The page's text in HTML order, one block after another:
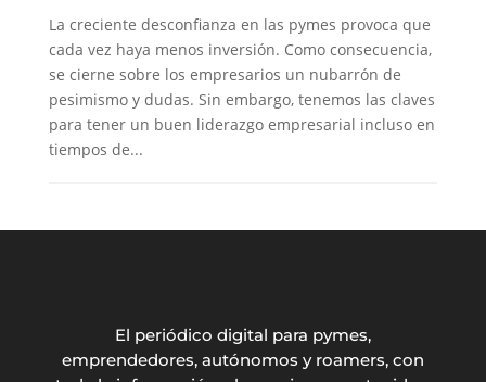
La creciente desconfianza en las pymes provoca que
cada vez haya menos inversión. Como consecuencia,
se cierne sobre los empresarios un nubarrón de
pesimismo y dudas. Sin embargo, tenemos las claves
para tener un buen liderazgo empresarial incluso en
tiempos de...
El periódico digital para pymes,
emprendedores, autónomos y roamers, con